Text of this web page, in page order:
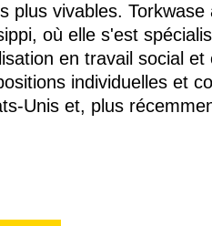
plus vivables. Torkwase
où elle s'est
en travail social
individuelles et
Unis et, plus